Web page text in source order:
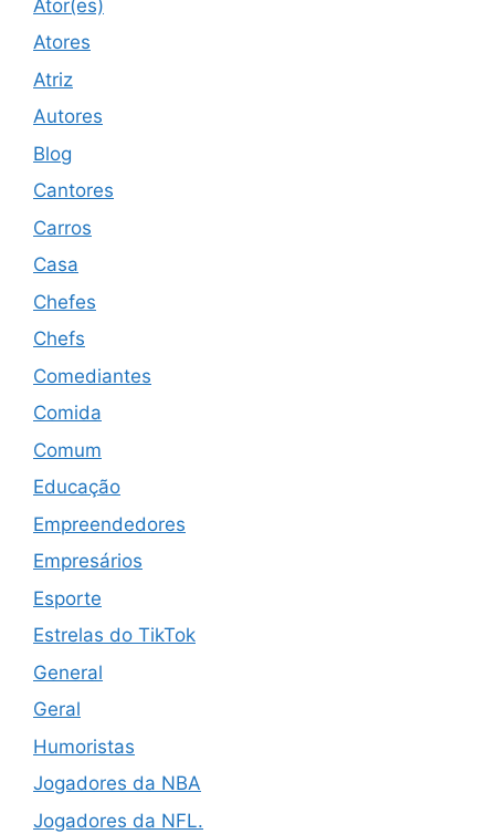
Ator(es)
Atores
Atriz
Autores
Blog
Cantores
Carros
Casa
Chefes
Chefs
Comediantes
Comida
Comum
Educação
Empreendedores
Empresários
Esporte
Estrelas do TikTok
General
Geral
Humoristas
Jogadores da NBA
Jogadores da NFL.